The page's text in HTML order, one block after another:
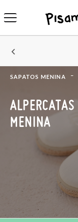
SAPATOS MENINA
ALPERCATAS
MENINA